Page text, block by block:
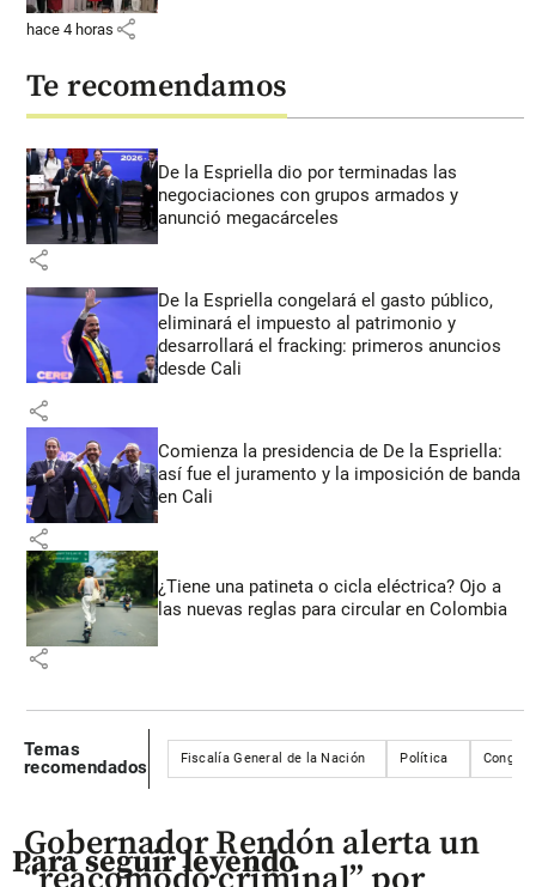
hace 4 horas share
Te recomendamos
De la Espriella dio por terminadas las
negociaciones con grupos armados y
anunció megacárceles
share
De la Espriella congelará el gasto público,
eliminará el impuesto al patrimonio y
desarrollará el fracking: primeros anuncios
desde Cali
share
Comienza la presidencia de De la Espriella:
así fue el juramento y la imposición de banda
en Cali
share
¿Tiene una patineta o cicla eléctrica? Ojo a
las nuevas reglas para circular en Colombia
share
Temas
recomendados
Fiscalía General de la Nación Política
Para seguir leyendo
Gobernador Rendón alerta un